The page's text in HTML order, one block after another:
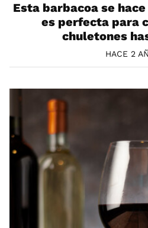
Esta barbacoa se
es perfecta para
chuletones
HACE 2